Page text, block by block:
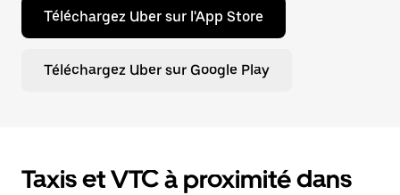
Téléchargez Uber sur l'App Store
Téléchargez Uber sur Google Play
Taxis et VTC à proximité dans